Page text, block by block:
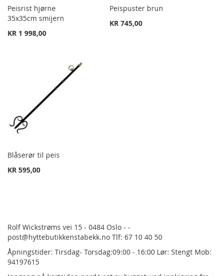
Peisrist hjørne
35x35cm smijern
KR 1 998,00
Peispuster brun
KR 745,00
Blåserør til peis
KR 595,00
Rolf Wickstrøms vei 15 - 0484 Oslo - -
post@hyttebutikkenstabekk.no Tlf: 67 10 40 50
Åpningstider: Tirsdag- Torsdag:09:00 - 16:00 Lør: Stengt Mob:
94197615